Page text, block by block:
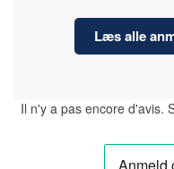
Læs alle
Il n'y a pas encore d'avis.